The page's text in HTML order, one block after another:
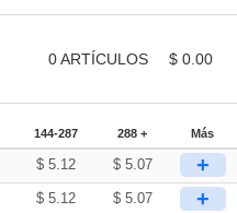
0ARTÍCULOS $ 0.00
144-287 288 + Más
$ 5.12 $ 5.07 +
$ 5.12 $ 5.07 +